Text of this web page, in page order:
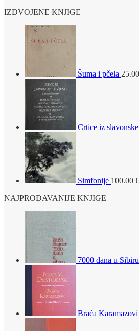
IZDVOJENE KNJIGE
Šuma i pčela 25.00
Crtice iz
Simfonije 100.00 €
NAJPRODAVANIJE KNJIGE
7000 dana u Sibiru
Braća Karamazovi